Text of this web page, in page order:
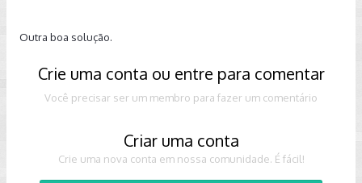
Outra boa solução.
Crie uma conta ou entre para comentar
Você precisar ser um membro para fazer um comentário
Criar uma conta
Crie uma nova conta em nossa comunidade. É fácil!